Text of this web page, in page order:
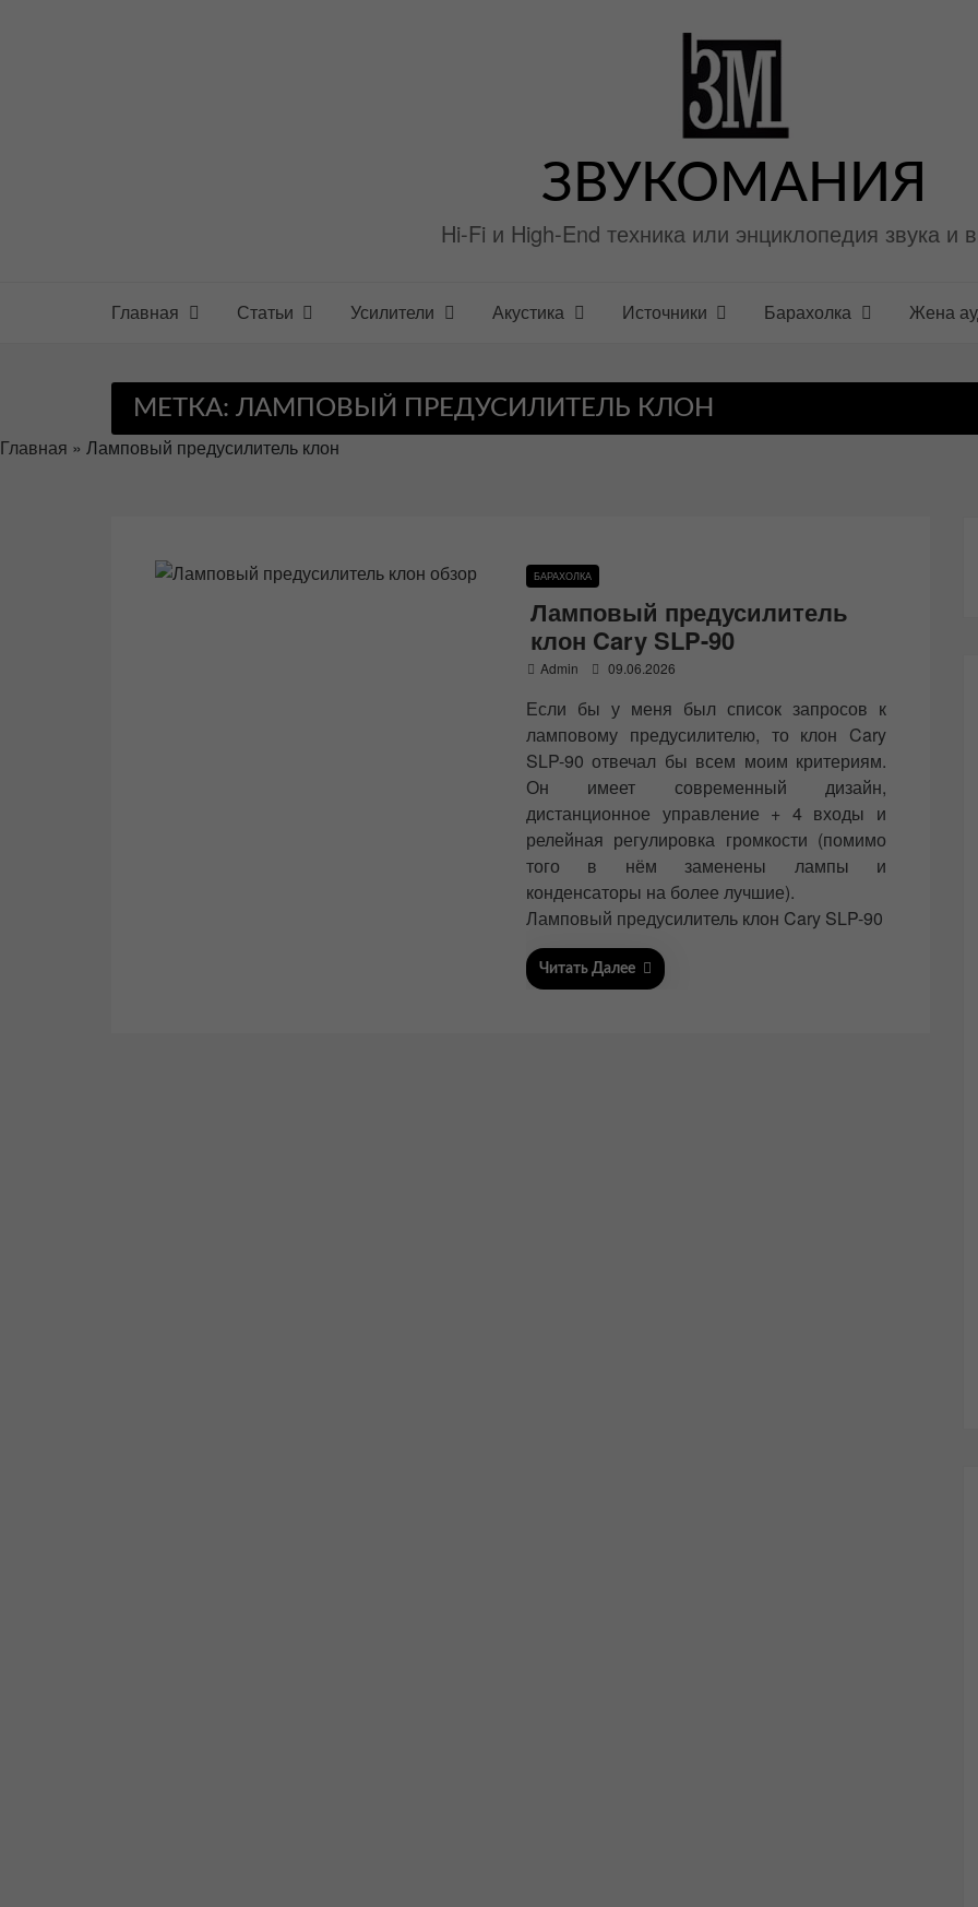
ЗВУКОМАНИЯ
Hi-Fi и High-End техника или энциклопедия звука и
Главная Статьи Усилители Акустика Источники Барахолка Жена
МЕТКА: ЛАМПОВЫЙ ПРЕДУСИЛИТЕЛЬ КЛОН
Главная » Ламповый предусилитель клон
БАРАХОЛКА
Ламповый предусилитель
клон Cary SLP-90
Admin
s
e
d
o
09.06.2026
Если бы у меня был список запросов к
ламповому предусилителю, то клон Cary
SLP-90 отвечал бы всем моим критериям.
Он имеет современный дизайн,
дистанционное управление + 4 входы и
релейная регулировка громкости (помимо
того в нём заменены лампы и
конденсаторы на более лучшие).
Ламповый предусилитель клон Cary SLP-90
Читать Далее